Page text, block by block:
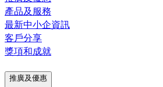
產品及服務
最新中小企資訊
客戶分享
獎項和成就
推廣及優惠